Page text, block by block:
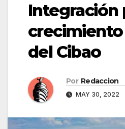
Integración
del Cibao
Por Redaccion
MAY 30, 2022